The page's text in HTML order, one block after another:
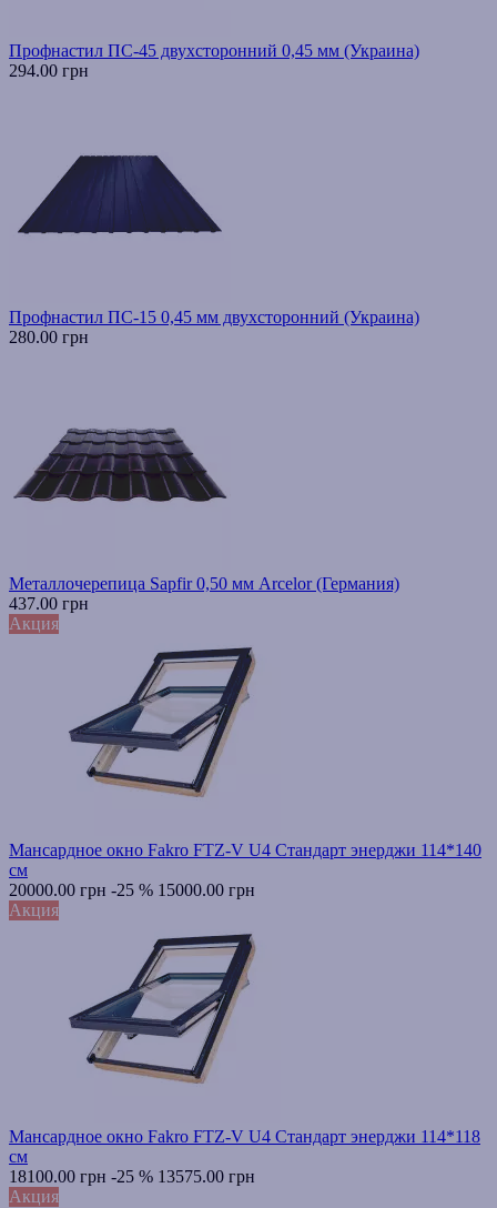
Профнастил ПС-45 двухсторонний 0,45 мм (Украина)
294.00 грн
Профнастил ПС-15 0,45 мм двухсторонний (Украина)
280.00 грн
Металлочерепица Sapfir 0,50 мм Arcelor (Германия)
437.00 грн
Акция
Мансардное окно Fakro FTZ-V U4 Стандарт энерджи 114*140
см
20000.00 грн -25 % 15000.00 грн
Акция
Мансардное окно Fakro FTZ-V U4 Стандарт энерджи 114*118
см
18100.00 грн -25 % 13575.00 грн
Акция